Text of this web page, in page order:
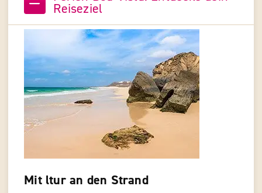
Reiseziel
Mit ltur an den Strand